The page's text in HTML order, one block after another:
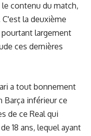
le contenu du match,
la deuxième
largement
ces dernières
a tout bonnement
Barça inférieur ce
de ce Real qui
18 ans, lequel ayant